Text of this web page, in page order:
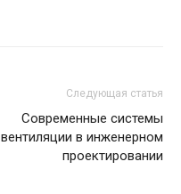
Следующая статья
Современные системы
вентиляции в инженерном
проектировании